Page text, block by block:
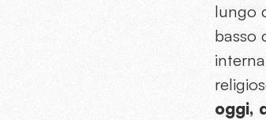
lungo
basso
oggi,